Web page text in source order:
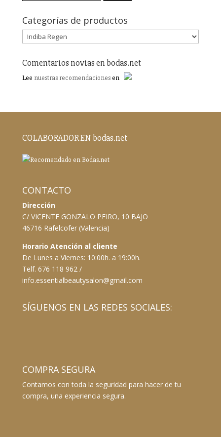
Categorías de productos
Comentarios novias en bodas.net
Lee nuestras recomendacionesen
COLABORADOR EN bodas.net
CONTACTO
Dirección
C/ VICENTE GONZALO PEIRO, 10 BAJO
46716 Rafelcofer (Valencia)
Horario Atención al cliente
De Lunes a Viernes: 10:00h. a 19:00h.
Telf. 676 118 962 /
info.essentialbeautysalon@gmail.com
SÍGUENOS EN LAS REDES SOCIALES:
COMPRA SEGURA
Contamos con toda la seguridad para hacer de tu
compra, una experiencia segura.